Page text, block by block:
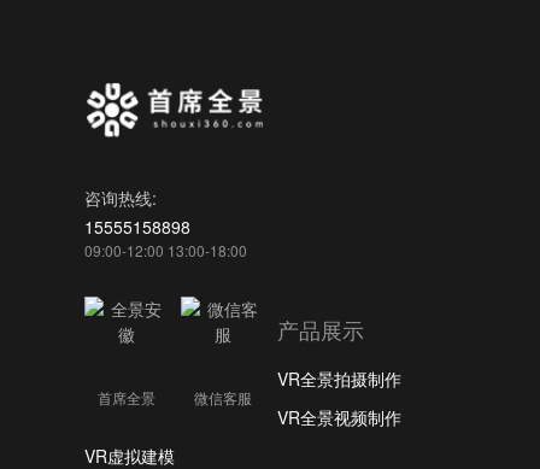
咨询热线:
15555158898
09:00-12:00 13:00-18:00
首席全景 微信客服
产品展示
VR全景拍摄制作
VR全景视频制作
VR虚拟建模